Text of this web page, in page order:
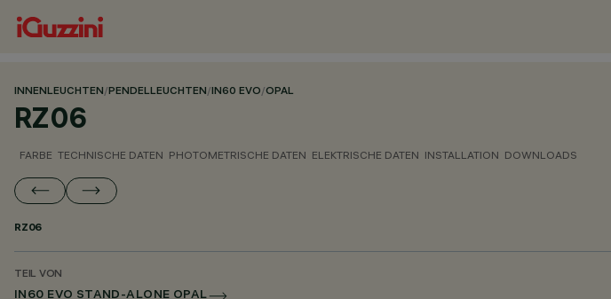
INNENLEUCHTEN/PENDELLEUCHTEN/IN60 EVO/OPAL
RZ06
FARBE TECHNISCHE DATEN PHOTOMETRISCHE DATEN ELEKTRISCHE DATEN INSTALLATION DOWNLOADS
RZ06
TEIL VON
IN60 EVO STAND-ALONE OPAL